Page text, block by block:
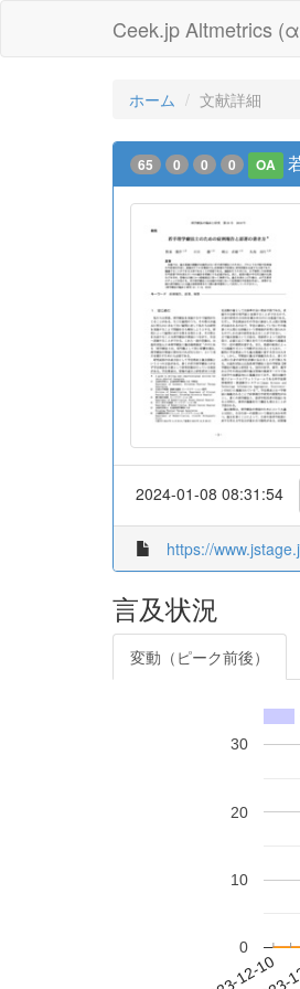
Ceek.jp Altmetrics
ホーム 文献詳細
65 0 0 0 OA
2024-01-08 08:31:54
https://
言及状況
変動（ピーク前後）
0
10
20
30